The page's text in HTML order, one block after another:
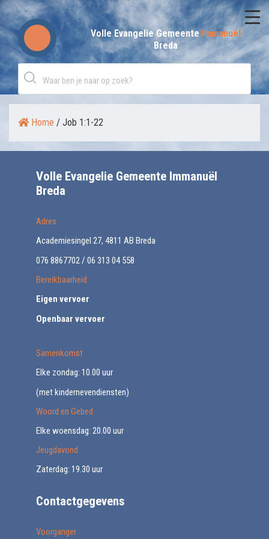
Skip
to
content
Volle Evangelie GemeenteImmanuël
Breda
Home / Job 1:1-22
Volle Evangelie Gemeente Immanuël
Breda
Adres
Academiesingel 27, 4811 AB Breda
076 8867702 / 06 313 04 558
Bereikbaarheid
Eigen vervoer
Openbaar vervoer
Samenkomst
Elke zondag: 10.00 uur
(met kindernevendiensten)
Woord en Gebed
Elke woensdag: 20.00 uur
Jeugdavond
Zaterdag: 19.30 uur
Contactgegevens
Voorganger